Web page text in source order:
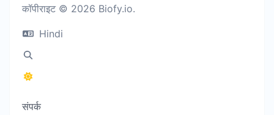
कॉपीराइट © 2026 Biofy.io.
Hindi
संपर्क